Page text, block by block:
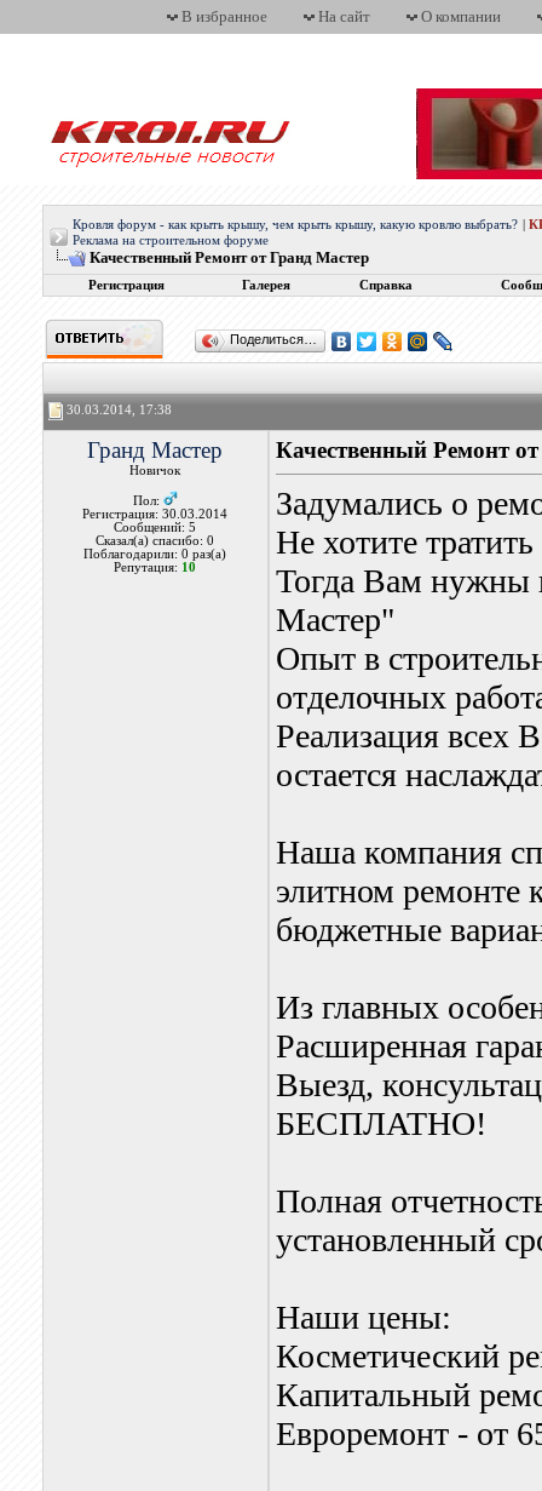
В избранное На сайт О компании
Кровля форум - как крыть крышу, чем крыть крышу, какую кровлю выбрать?
Реклама на строительном форуме
Качественный Ремонт от Гранд Мастер
Регистрация Галерея Справка
Поделиться…
30.03.2014, 17:38
Гранд Мастер
Новичок
Пол:
Регистрация: 30.03.2014
Сообщений: 5
Сказал(а) спасибо: 0
Поблагодарили: 0 раз(а)
Репутация: 10
Качественный Ремонт
Задумались о
Не хотите
Тогда Вам
Мастер"
Опыт в
отделочных
Реализация всех
остается
Наша компания
элитном ремонте
бюджетные
Из главных
Расширенная
Выезд,
БЕСПЛАТНО!
Полная
установленный
Наши цены:
Косметический
Капитальный
Евроремонт - от